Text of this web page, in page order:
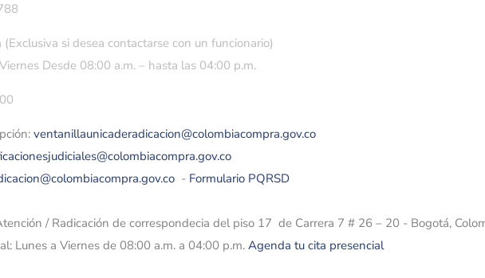
si desea contactarse con un funcionario)
Desde 08:00 a.m. – hasta las 04:00 p.m.
ventanillaunicaderadicacion@colombiacompra.gov.co
- Formulario PQRSD
/ Radicación de correspondecia del piso 17 de Carrera 7 # 26 – 20 - Bogotá,
Lunes a Viernes de 08:00 a.m. a 04:00 p.m. Agenda tu cita presencial